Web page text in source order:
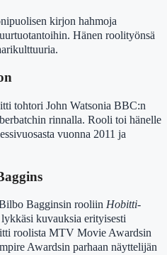
kirjon hahmoja
Hänen roolityönsä
tohtori John Watsonia BBC:n
rinnalla. Rooli toi hänelle
vuonna 2011 ja
Bagginsin rooliin Hobitti-
kuvauksia erityisesti
roolista MTV Movie Awardsin
Awardsin parhaan näyttelijän